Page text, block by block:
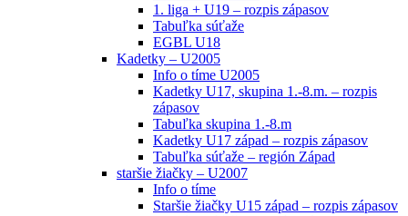
1. liga + U19 – rozpis zápasov
Tabuľka súťaže
EGBL U18
Kadetky – U2005
Info o tíme U2005
Kadetky U17, skupina 1.-8.m. – rozpis
zápasov
Tabuľka skupina 1.-8.m
Kadetky U17 západ – rozpis zápasov
Tabuľka súťaže – región Západ
staršie žiačky – U2007
Info o tíme
Staršie žiačky U15 západ – rozpis zápasov